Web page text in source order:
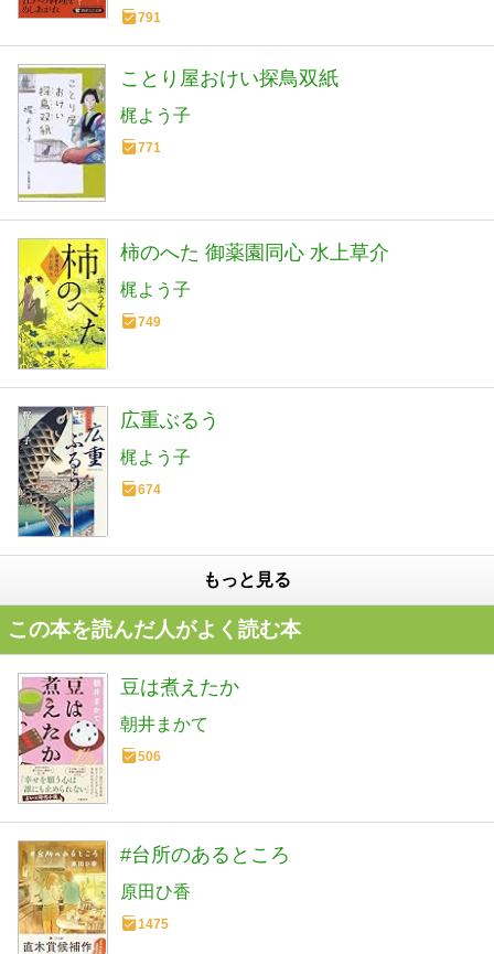
791
ことり屋おけい探鳥双紙
梶よう子
771
柿のへた 御薬園同心 水上草介
梶よう子
749
広重ぶるう
梶よう子
674
もっと見る
この本を読んだ人がよく読む本
豆は煮えたか
朝井まかて
506
#台所のあるところ
原田ひ香
1475